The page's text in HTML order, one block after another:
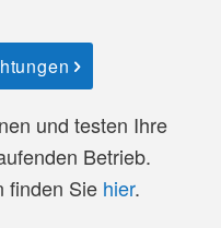
und testen Ihre
Betrieb.
finden Sie hier.